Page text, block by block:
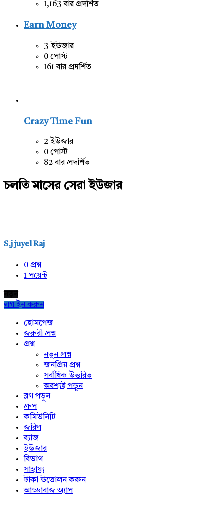
1,163 বার প্রদর্শিত
Earn Money
3 ইউজার
0 পোস্ট
161 বার প্রদর্শিত
Crazy Time Fun
2 ইউজার
0 পোস্ট
82 বার প্রদর্শিত
চলতি মাসের সেরা ইউজার
S,j juyel Raj
0 প্রশ্ন
1পয়েন্ট
লগ ইন করুন
Exploreহোমপেজ
জরুরী প্রশ্ন
প্রশ্ন
নতুন প্রশ্ন
জনপ্রিয় প্রশ্ন
সর্বাধিক উত্তরিত
অবশ্যই পড়ুন
ব্লগ পড়ুন
গ্রুপ
কমিউনিটি
জরিপ
ব্যাজ
ইউজার
বিভাগ
সাহায্য
টাকা উত্তোলন করুন
আড্ডাবাজ অ্যাপ